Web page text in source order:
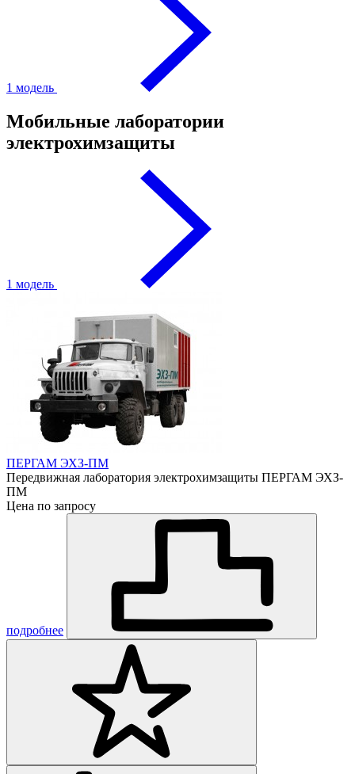
1 модель
Мобильные лаборатории
электрохимзащиты
1 модель
ПЕРГАМ ЭХЗ-ПМ
Передвижная лаборатория электрохимзащиты ПЕРГАМ ЭХЗ-
ПМ
Цена по запросу
подробнее